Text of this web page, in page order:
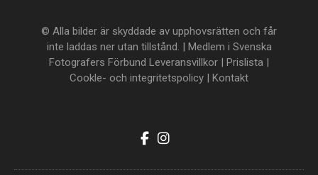
© Alla bilder är skyddade av upphovsrätten och får
inte laddas ner utan tillstånd. | Medlem i Svenska
Fotografers Förbund Leveransvillkor | Prislista |
Cookle- och integritetspolicy | Kontakt